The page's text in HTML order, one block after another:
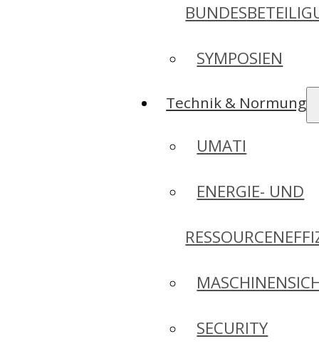
SYMPOSIEN
Technik & Normung
UMATI
ENERGIE- UND
SECURITY